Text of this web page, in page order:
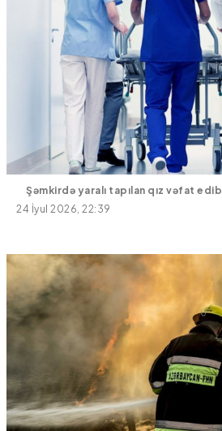
Şəmkirdə yaralı tapılan qız vəfat edib
24 İyul 2026, 22:39